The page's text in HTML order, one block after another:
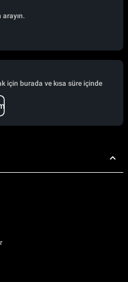
arayın.
için burada ve kısa süre içinde